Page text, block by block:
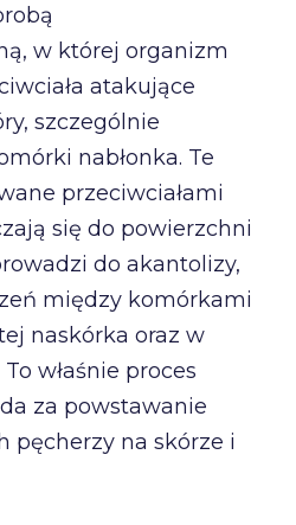
w której organizm
atakujące
szczególnie
nabłonka. Te
przeciwciałami
się do powierzchni
do akantolizy,
między komórkami
naskórka oraz w
właśnie proces
za powstawanie
pęcherzy na skórze i